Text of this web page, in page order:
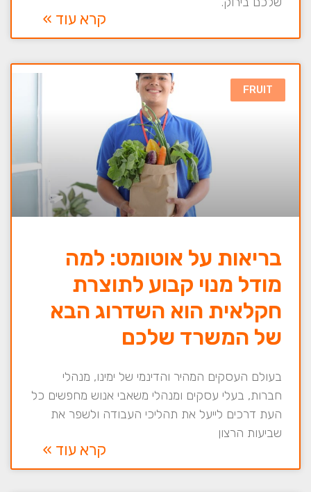
קרא עוד »
FRUIT
בריאות על אוטומט: למה
מודל מנוי קבוע לתוצרת
חקלאית הוא השדרוג הבא
של המשרד שלכם
בעולם העסקים המהיר והדינמי של ימינו, מנהלי
חברות, בעלי עסקים ומנהלי משאבי אנוש מחפשים כל
העת דרכים לייעל את תהליכי העבודה ולשפר את
שביעות הרצון
קרא עוד »